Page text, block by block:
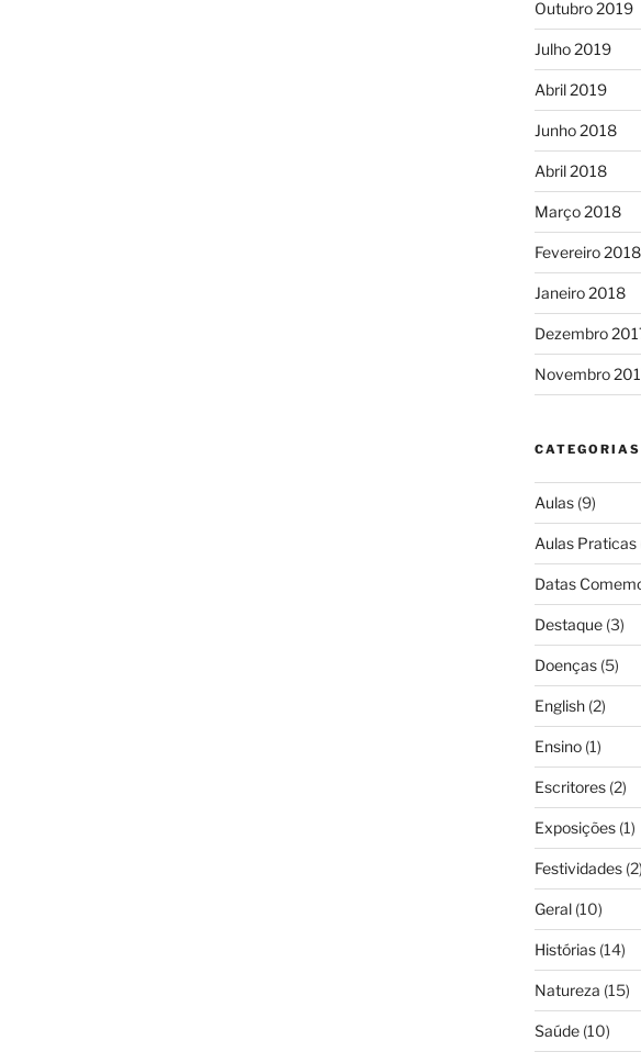
Outubro 2019
Julho 2019
Abril 2019
Junho 2018
Abril 2018
Março 2018
Fevereiro 2018
Janeiro 2018
Dezembro
Novembro
CATEGORIAS
Aulas(9)
Aulas Praticas
Datas
Destaque(3)
Doenças(5)
English(2)
Ensino(1)
Escritores(2)
Exposições(1)
Festividades(2)
Geral(10)
Histórias(14)
Natureza (15)
Saúde(10)